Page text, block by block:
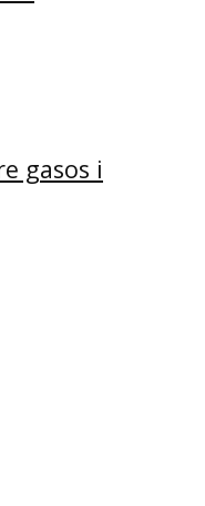
gasos i